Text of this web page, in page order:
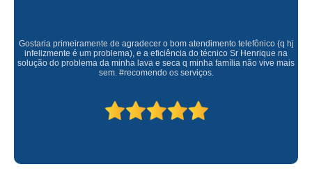
Gostaria primeiramente de agradecer o bom atendimento telefônico (q hj
infelizmente é um problema), e a eficiência do técnico Sr Henrique na
solução do problema da minha lava e seca q minha família não vive mais
sem. #recomendo os serviços.